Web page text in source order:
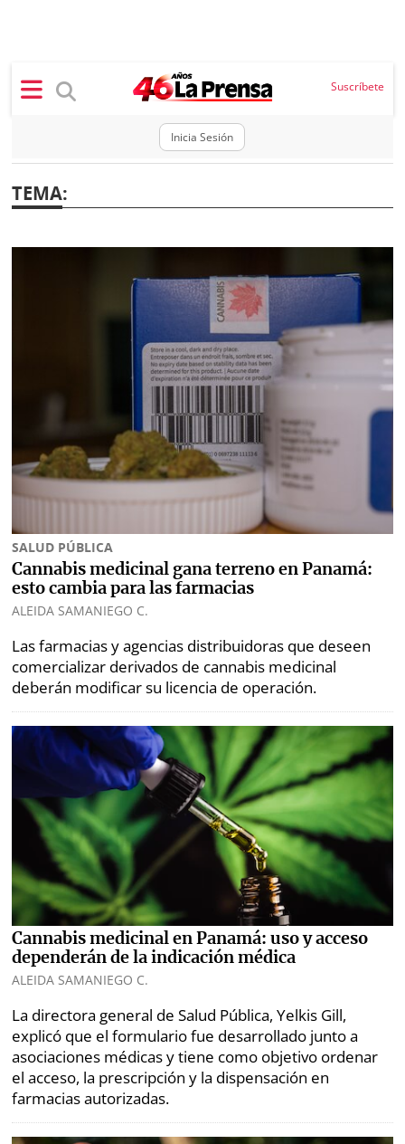
Inicia Sesión
Suscríbete
SECCIONES
Portada
Locales
Sociedad
Judiciales
Economía
Mundo
Deportes
Ponle
la
Firma
BBC
Status
Vivir+
Opinión
Blogs
Fotografías
Fe
de
erratas
Historias
SERVICIOS
Paper
Buscador
Comunicados
Catálogos
Lotería
digital
Luctuosas
Contenido
de
marcas
RSS
Temas
Autores
Notas
lector
Buenas
prácticas
TEMA:
SALUD PÚBLICA
Cannabis medicinal gana terreno en Panamá:
esto cambia para las farmacias
ALEIDA SAMANIEGO C.
Las farmacias y agencias distribuidoras que deseen
comercializar derivados de cannabis medicinal
deberán modificar su licencia de operación.
Cannabis medicinal en Panamá: uso y acceso
dependerán de la indicación médica
ALEIDA SAMANIEGO C.
La directora general de Salud Pública, Yelkis Gill,
explicó que el formulario fue desarrollado junto a
asociaciones médicas y tiene como objetivo ordenar
el acceso, la prescripción y la dispensación en
farmacias autorizadas.